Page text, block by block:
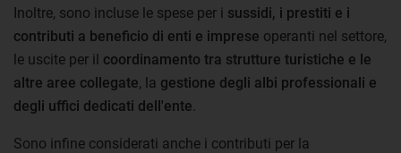
Inoltre, sono incluse le spese per i sussidi, i prestiti e i
contributi a beneficio di enti e imprese operanti nel settore,
le uscite per il coordinamento tra strutture turistiche e le
altre aree collegate, la gestione degli albi professionali e
degli uffici dedicati dell'ente
Sono infine considerati anche i contributi per la